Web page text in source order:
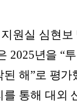
원실 심현보
2025년을 “
해”로 평가
를 통해 대외